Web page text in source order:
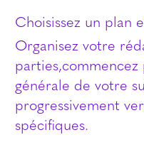
Choisissez un plan
Organisez votre
générale de votre
progressivement
spécifiques.